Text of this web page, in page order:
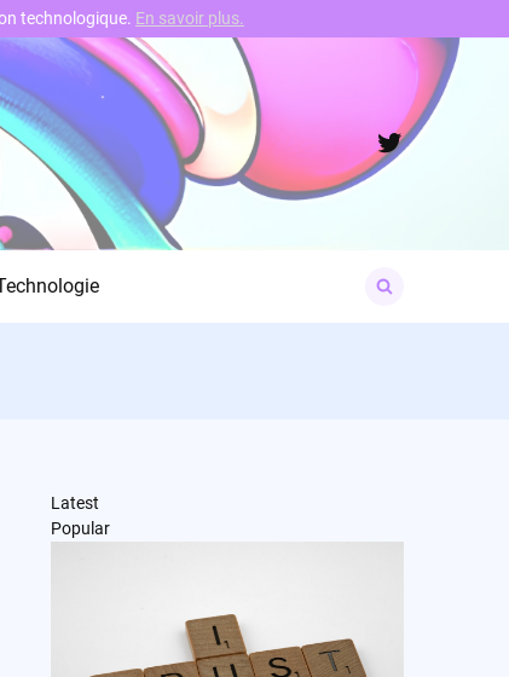
Twitter
for:
Latest
Popular
technologique. En savoir plus.